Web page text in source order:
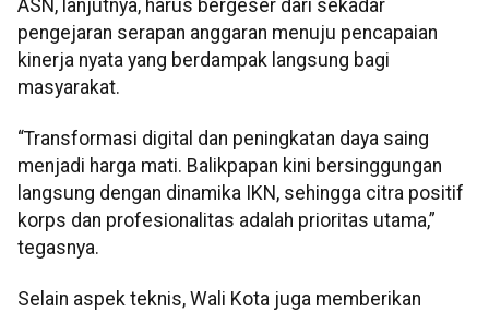
ASN, lanjutnya, harus bergeser dari sekadar
pengejaran serapan anggaran menuju pencapaian
kinerja nyata yang berdampak langsung bagi
masyarakat.
“Transformasi digital dan peningkatan daya saing
menjadi harga mati. Balikpapan kini bersinggungan
langsung dengan dinamika IKN, sehingga citra positif
korps dan profesionalitas adalah prioritas utama,”
tegasnya.
Selain aspek teknis, Wali Kota juga memberikan